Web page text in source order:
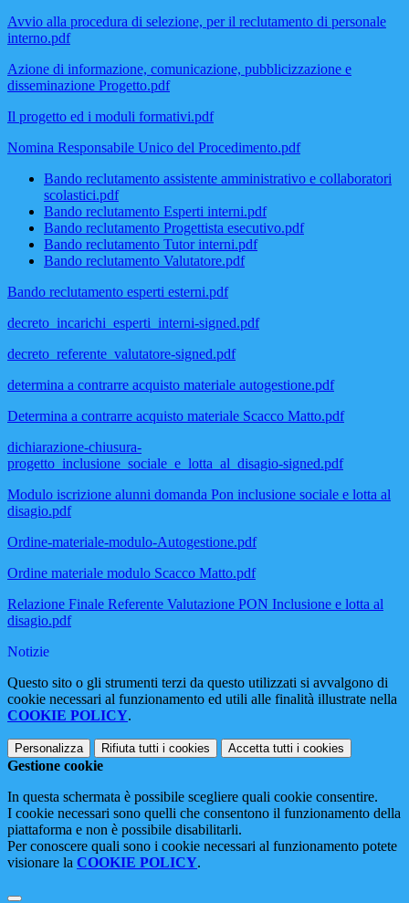
Avvio alla procedura di selezione, per il reclutamento di personale
interno.pdf
Azione di informazione, comunicazione, pubblicizzazione e
disseminazione Progetto.pdf
Il progetto ed i moduli formativi.pdf
Nomina Responsabile Unico del Procedimento.pdf
Bando reclutamento assistente amministrativo e collaboratori
scolastici.pdf
Bando reclutamento Esperti interni.pdf
Bando reclutamento Progettista esecutivo.pdf
Bando reclutamento Tutor interni.pdf
Bando reclutamento Valutatore.pdf
Bando reclutamento esperti esterni.pdf
decreto_incarichi_esperti_interni-signed.pdf
decreto_referente_valutatore-signed.pdf
determina a contrarre acquisto materiale autogestione.pdf
Determina a contrarre acquisto materiale Scacco Matto.pdf
dichiarazione-chiusura-
progetto_inclusione_sociale_e_lotta_al_disagio-signed.pdf
Modulo iscrizione alunni domanda Pon inclusione sociale e lotta al
disagio.pdf
Ordine-materiale-modulo-Autogestione.pdf
Ordine materiale modulo Scacco Matto.pdf
Relazione Finale Referente Valutazione PON Inclusione e lotta al
disagio.pdf
Notizie
Questo sito o gli strumenti terzi da questo utilizzati si avvalgono di
cookie necessari al funzionamento ed utili alle finalità illustrate nella
COOKIE POLICY.
Personalizza Rifiuta tutti i cookies Accetta tutti i cookies
Gestione cookie
In questa schermata è possibile scegliere quali cookie consentire.
I cookie necessari sono quelli che consentono il funzionamento della
piattaforma e non è possibile disabilitarli.
Per conoscere quali sono i cookie necessari al funzionamento potete
visionare la COOKIE POLICY.